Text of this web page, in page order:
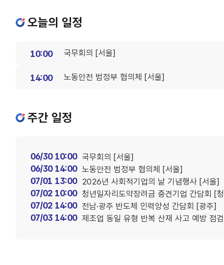
오늘의 일정
10:00 국무회의 [서울]
14:00 노동안전 범정부 협의체 [서울]
주간 일정
06/30 10:00 국무회의 [서울]
06/30 14:00 노동안전 범정부 협의체 [서울]
07/01 13:00 2026년 사회적기업의 날 기념행사 [서울]
07/02 10:00 청년일자리도약장려금 중견기업 간담회 [
07/02 14:00 전남·광주 반도체 인력양성 간담회 [광주]
07/03 14:00 제조업 동일 유형 반복 산재 사고 예방 점